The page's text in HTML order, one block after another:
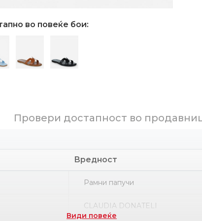
во повеќе бои:
Провери достапност во
Вредност
Рамни папучи
CLAUDIA DONATELI
Види повеќе